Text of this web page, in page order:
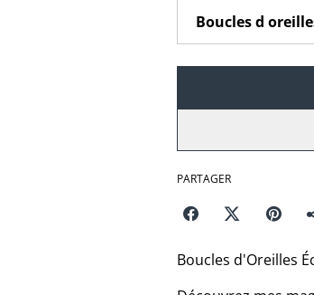
PARTAGER
Boucles d'Oreilles